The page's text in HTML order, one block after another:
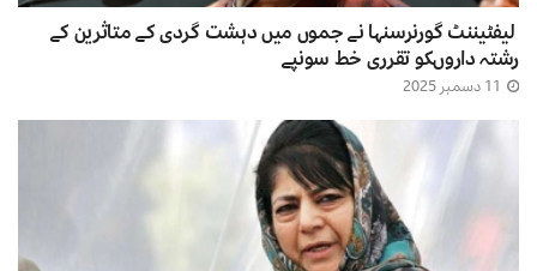
لیفٹیننٹ گورنرسنہا نے جموں میں دہشت گردی کے متاثرین کے
رشتہ داروںکو تقرری خط سونپے